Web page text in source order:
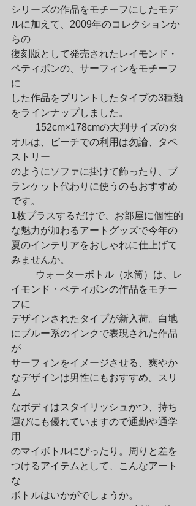
シリーズの作品をモチーフにしたモデ
ルに加えて、2009年のコレクションか
らの
復刻版として発売されたレイモンド・
ペティボンの、サーフィンをモチーフ
に
した作品をプリントしたタイプの3種類
をラインナップしました。
オルは、ビーチでの利用は勿論、タペ
ストリー
のようにソファに掛けて飾ったり、ブ
ランケット代わりに使うのもおすすめ
です。
1枚プラスするだけで、お部屋に個性的
な魅力が加わるアートグッズで今年の
夏のインテリアをおしゃれに仕上げて
みませんか。
イモンド・ペティボンの作品をモチー
フに
デザインされたタイプが新入荷。白地
にブルー系のインクで表現された作品
が
サーフィンをイメージさせる、爽やか
なデザインは男性にもおすすめ。スリ
ム
なボディはスタイリッシュかつ、持ち
運びにも優れていますので通勤や通学
用
のマイボトルにぴったり。周りと差を
つけるアイテムとして、こんなアート
な
ボトルはいかがでしょうか。